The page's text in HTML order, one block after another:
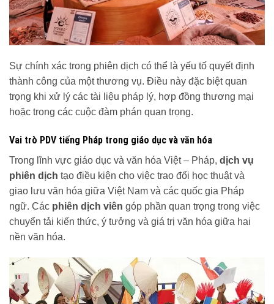
Sự chính xác trong phiên dịch có thể là yếu tố quyết định
thành công của một thương vụ. Điều này đặc biệt quan
trọng khi xử lý các tài liệu pháp lý, hợp đồng thương mại
hoặc trong các cuộc đàm phán quan trọng.
Vai trò PDV tiếng Pháp trong giáo dục và văn hóa
Trong lĩnh vực giáo dục và văn hóa Việt – Pháp, dịch vụ
phiên dịch tạo điều kiện cho việc trao đổi học thuật và
giao lưu văn hóa giữa Việt Nam và các quốc gia Pháp
ngữ. Các phiên dịch viên góp phần quan trọng trong việc
chuyển tải kiến thức, ý tưởng và giá trị văn hóa giữa hai
nền văn hóa.